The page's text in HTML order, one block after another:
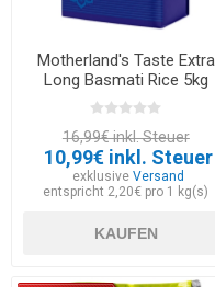
Motherland's Taste Extra
Long Basmati Rice 5kg
16,99€ inkl. Steuer
10,99€ inkl. Steuer
exklusiveVersand
entspricht 2,20€ pro 1 kg(s)
KAUFEN